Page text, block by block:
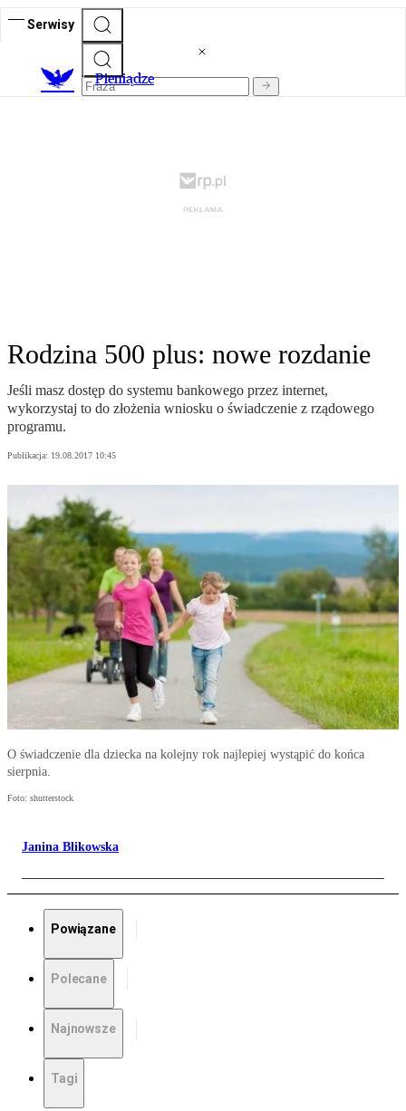
Serwisy
Pieniądze
Rodzina 500 plus: nowe rozdanie
Jeśli masz dostęp do systemu bankowego przez internet,
wykorzystaj to do złożenia wniosku o świadczenie z rządowego
programu.
Publikacja: 19.08.2017 10:45
O świadczenie dla dziecka na kolejny rok najlepiej wystąpić do końca
sierpnia.
Foto: shutterstock
Janina Blikowska
Powiązane
Polecane
Najnowsze
Tagi